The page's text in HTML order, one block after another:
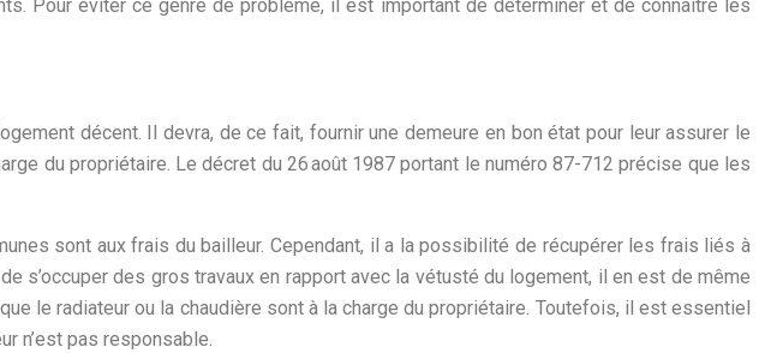
Pour éviter ce genre de problème, il est important de déterminer et de connaitre les
décent. Il devra, de ce fait, fournir une demeure en bon état pour leur assurer le
du propriétaire. Le décret du 26 août 1987 portant le numéro 87-712 précise que les
sont aux frais du bailleur. Cependant, il a la possibilité de récupérer les frais liés à
s’occuper des gros travaux en rapport avec la vétusté du logement, il en est de même
le radiateur ou la chaudière sont à la charge du propriétaire. Toutefois, il est essentiel
n’est pas responsable.